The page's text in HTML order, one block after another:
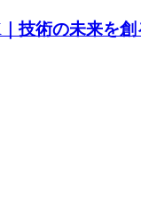
技術の未来を